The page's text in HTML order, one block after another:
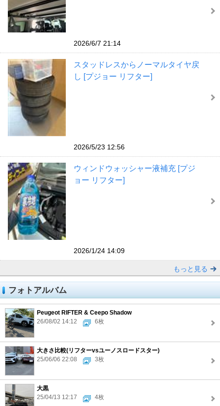
2026/6/7 21:14
スタッドレスからノーマルタイヤ戻
し [プジョー リフター]
2026/5/23 12:56
ウィンドウォッシャー液補充 [プジ
ョー リフター]
2026/1/24 14:09
もっと見る
フォトアルバム
Peugeot RIFTER & Ceepo Shadow
26/08/02 14:12
6枚
大きさ比較(リフターvsユーノスロードスター)
25/06/06 22:08
3枚
大黒
25/04/13 12:17
4枚